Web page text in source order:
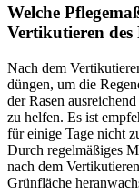
Welche
Vertikutieren des
Nach dem
düngen, um die
der Rasen
zu helfen. Es ist
für einige Tage nicht
Durch regelmäßiges
nach dem
Grünfläche